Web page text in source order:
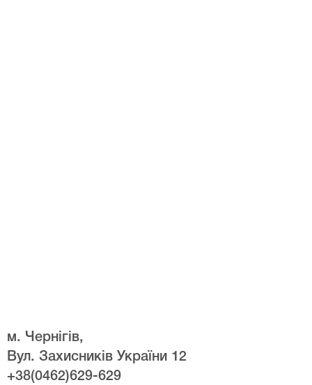
м. Чернігів,
Вул. Захисників України 12
+38(0462)629-629